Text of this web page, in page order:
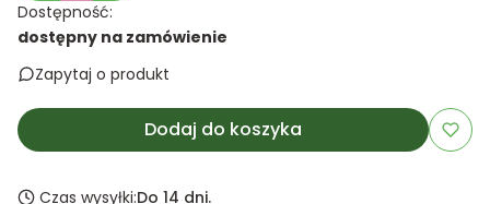
Dostępność:
dostępny na zamówienie
Zapytaj o produkt
Dodaj do koszyka
Czas wysyłki:Do 14 dni.